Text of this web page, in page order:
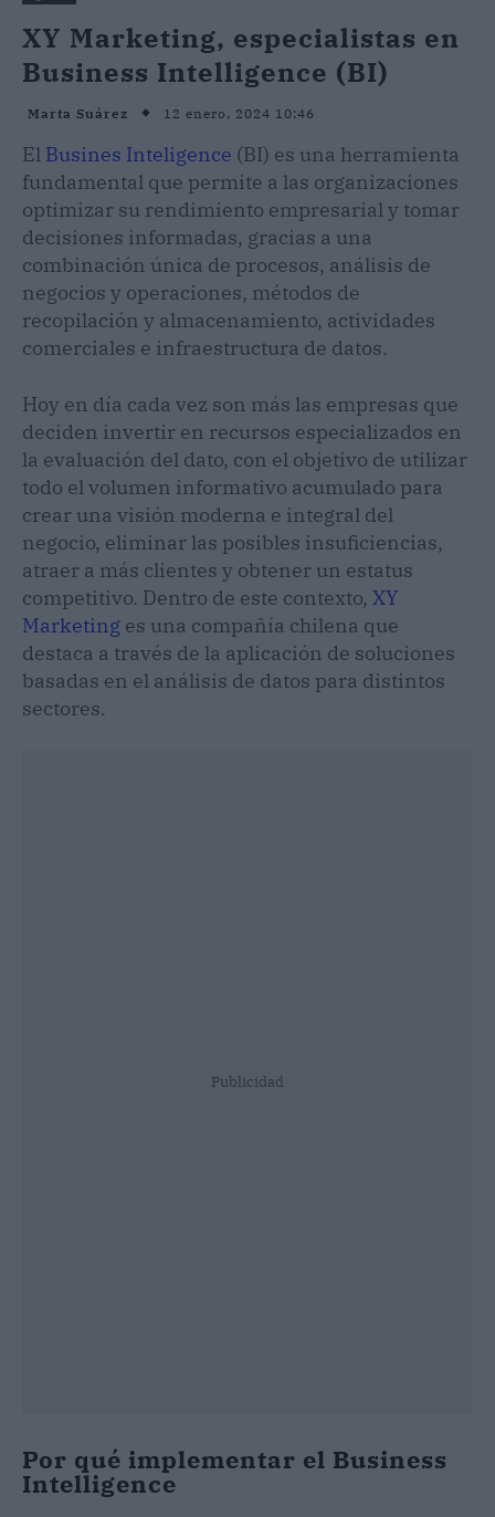
XY Marketing, especialistas en
Business Intelligence (BI)
Marta Suárez 12 enero, 2024 10:46
El Busines Inteligence (BI) es una herramienta
fundamental que permite a las organizaciones
optimizar su rendimiento empresarial y tomar
decisiones informadas, gracias a una
combinación única de procesos, análisis de
negocios y operaciones, métodos de
recopilación y almacenamiento, actividades
comerciales e infraestructura de datos.
Hoy en día cada vez son más las empresas que
deciden invertir en recursos especializados en
la evaluación del dato, con el objetivo de utilizar
todo el volumen informativo acumulado para
crear una visión moderna e integral del
negocio, eliminar las posibles insuficiencias,
atraer a más clientes y obtener un estatus
competitivo. Dentro de este contexto, XY
Marketing es una compañía chilena que
destaca a través de la aplicación de soluciones
basadas en el análisis de datos para distintos
sectores.
Publicidad
Por qué implementar el Business
Intelligence